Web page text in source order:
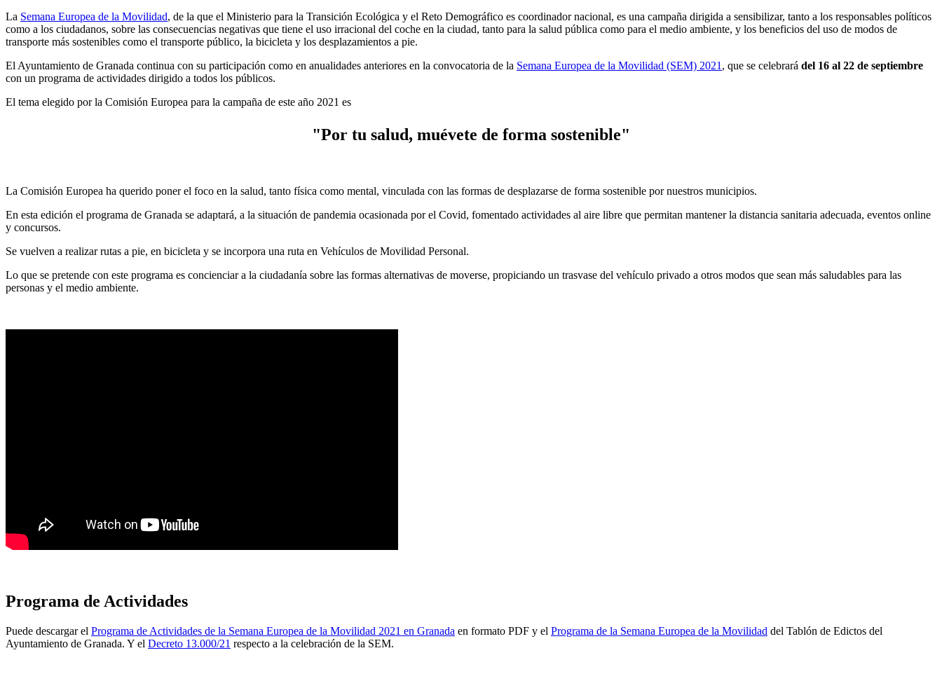
La Semana Europea de la Movilidad, de la que el Ministerio para la Transición Ecológica y el Reto Demográfico es coordinador nacional, es una campaña dirigida a sensibilizar, tanto a los responsables políticos
como a los ciudadanos, sobre las consecuencias negativas que tiene el uso irracional del coche en la ciudad, tanto para la salud pública como para el medio ambiente, y los beneficios del uso de modos de
transporte más sostenibles como el transporte público, la bicicleta y los desplazamientos a pie.
El Ayuntamiento de Granada continua con su participación como en anualidades anteriores en la convocatoria de la Semana Europea de la Movilidad (SEM) 2021 , que se celebrará del 16 al 22 de septiembre
con un programa de actividades dirigido a todos los públicos.
El tema elegido por la Comisión Europea para la campaña de este año 2021 es
"Por tu salud, muévete de forma sostenible"
La Comisión Europea ha querido poner el foco en la salud, tanto física como mental, vinculada con las formas de desplazarse de forma sostenible por nuestros municipios.
En esta edición el programa de Granada se adaptará, a la situación de pandemia ocasionada por el Covid, fomentado actividades al aire libre que permitan mantener la distancia sanitaria adecuada, eventos online
y concursos.
Se vuelven a realizar rutas a pie, en bicicleta y se incorpora una ruta en Vehículos de Movilidad Personal.
Lo que se pretende con este programa es concienciar a la ciudadanía sobre las formas alternativas de moverse, propiciando un trasvase del vehículo privado a otros modos que sean más saludables para las
personas y el medio ambiente.
Programa de Actividades
Puede descargar el Programa de Actividades de la Semana Europea de la Movilidad 2021 en Granada en formato PDF y el Programa de la Semana Europea de la Movilidad del Tablón de Edictos del
Ayuntamiento de Granada. Y el Decreto 13.000/21 respecto a la celebración de la SEM.